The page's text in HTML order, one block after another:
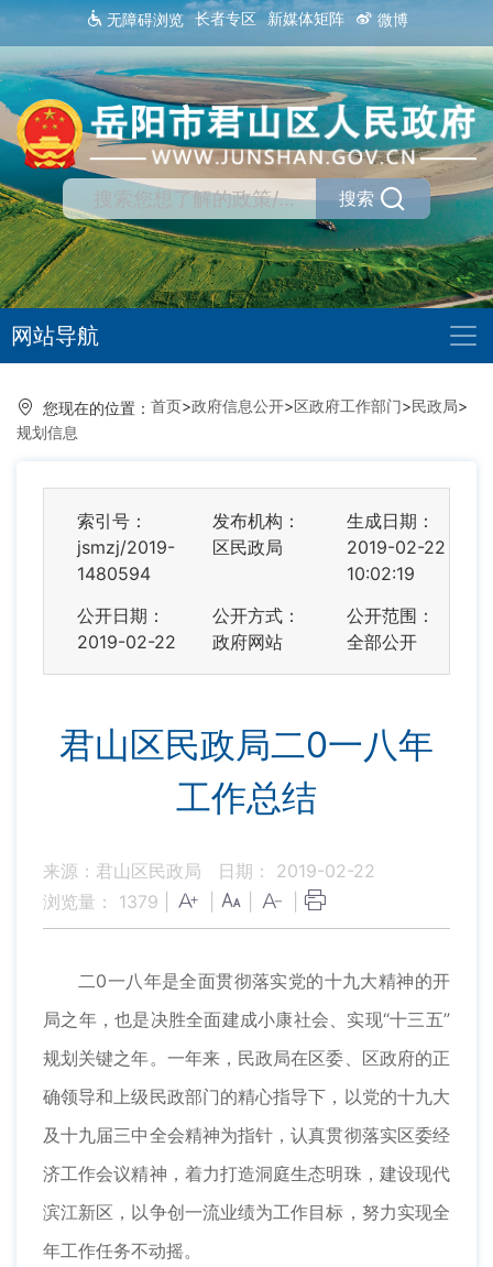
无障碍浏览 长者专区 新媒体矩阵 微博
搜索
网站导航
您现在的位置： 首页>政府信息公开>区政府工作部门>民政局>
规划信息
索引号：
jsmzj/2019-
1480594
发布机构：
区民政局
生成日期：
2019-02-22
10:02:19
公开日期：
2019-02-22
公开方式：
政府网站
公开范围：
全部公开
君山区民政局二0一八年
工作总结
来源：君山区民政局
日期： 2019-02-22
浏览量： 1379
二0一八年是全面贯彻落实党的十九大精神的开
局之年，也是决胜全面建成小康社会、实现“十三五”
规划关键之年。一年来，民政局在区委、区政府的正
确领导和上级民政部门的精心指导下，以党的十九大
及十九届三中全会精神为指针，认真贯彻落实区委经
济工作会议精神，着力打造洞庭生态明珠，建设现代
滨江新区，以争创一流业绩为工作目标，努力实现全
年工作任务不动摇。